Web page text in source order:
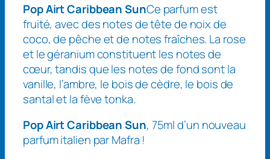
Pop Airt Caribbean SunCe parfum est
fruité, avec des notes de tête de noix de
coco, de pêche et de notes fraîches. La rose
et le géranium constituent les notes de
cœur, tandis que les notes de fond sont la
vanille, l’ambre, le bois de cèdre, le bois de
santal et la fève tonka.
Pop AirtCaribbean Sun, 75ml d’un nouveau
parfum italien par Mafra !